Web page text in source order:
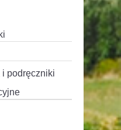
i podręczniki